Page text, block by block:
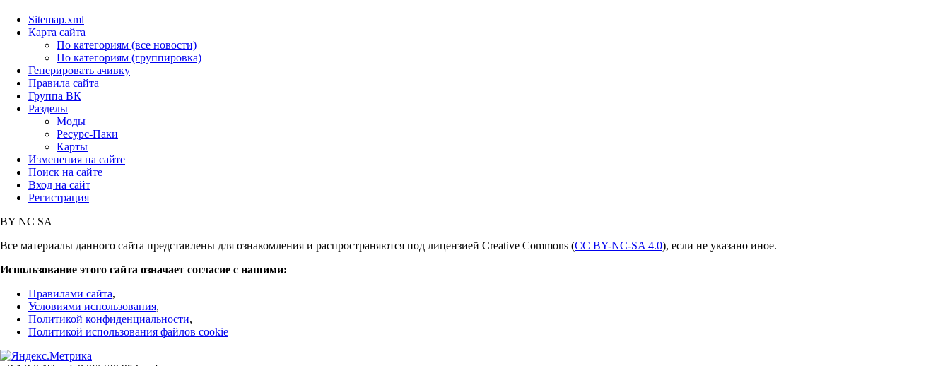
Sitemap.xml
Карта сайта
По категориям (все новости)
По категориям (группировка)
Генерировать ачивку
Правила сайта
Группа ВК
Разделы
Моды
Ресурс-Паки
Карты
Изменения на сайте
Поиск на сайте
Вход на сайт
Регистрация
BY NC SA
Все материалы данного сайта представлены для ознакомления и распространяются под лицензией Creative Commons (CC BY-NC-SA 4.0), если не указано иное.
Использование этого сайта означает согласие с нашими:
Правилами сайта,
Условиями использования,
Политикой конфиденциальности,
Политикой использования файлов cookie